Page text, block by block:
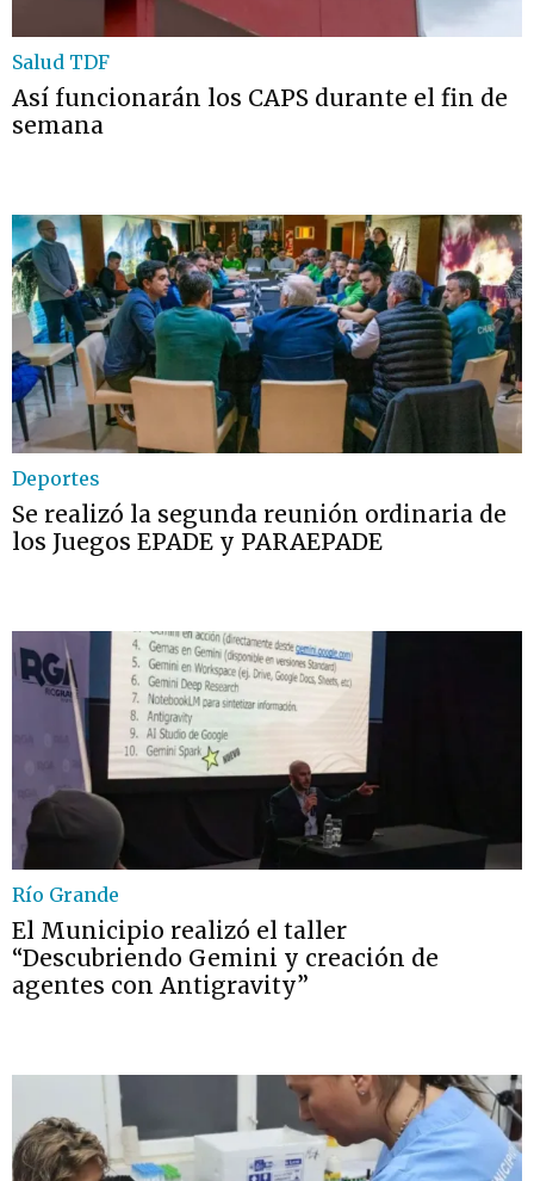
Salud TDF
Así funcionarán los CAPS durante el fin de
semana
Deportes
Se realizó la segunda reunión ordinaria de
los Juegos EPADE y PARAEPADE
Río Grande
El Municipio realizó el taller
“Descubriendo Gemini y creación de
agentes con Antigravity”